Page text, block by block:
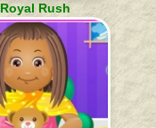
Royal Rush